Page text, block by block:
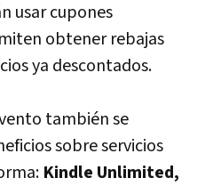
usar cupones
obtener rebajas
ya descontados.
también se
sobre servicios
Kindle Unlimited,